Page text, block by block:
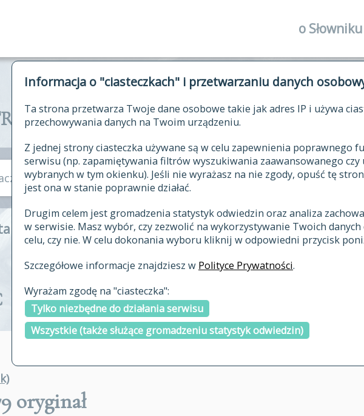
Informacja o "ciasteczkach" i przetwarzaniu danych
Ta strona przetwarza Twoje dane osobowe takie jak adres IP i używa
przechowywania danych na Twoim urządzeniu.
Z jednej strony ciasteczka używane są w celu zapewnienia poprawnego
serwisu (np. zapamiętywania filtrów wyszukiwania zaawansowanego czy
wybranych w tym okienku). Jeśli nie wyrażasz na nie zgody, opuść tę
jest ona w stanie poprawnie działać.
Drugim celem jest gromadzenia statystyk odwiedzin oraz analiza
w serwisie. Masz wybór, czy zezwolić na wykorzystywanie Twoich
celu, czy nie. W celu dokonania wyboru kliknij w odpowiedni przycisk
Szczegółowe informacje znajdziesz w Polityce Prywatności.
Wyrażam zgodę na "ciasteczka":
Tylko niezbędne do działania serwisu
Wszystkie (także służące gromadzeniu statystyk odwiedzin)
o Słowniku
historia
publikacje
autorzy
zasady
najnowsze
ostatnio
SŁOWNIK JĘZYKA
się od
hasła w indeksie
E F G H I J K L Ł M
oryginał